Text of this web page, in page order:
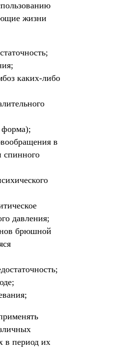
жизни
каких-либо
форма);
в
спинного
давления;
брюшной
в период их